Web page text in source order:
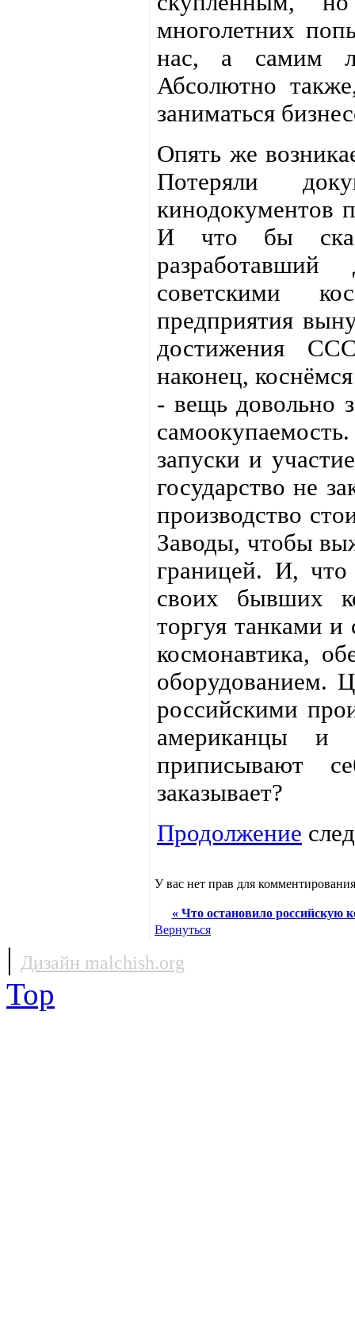
многолетних
нас, а самим
Абсолютно
заниматься
Опять же
Потеряли
кинодокументов
И что бы
советскими
предприятия
достижения
наконец,
- вещь довольно
запуски и
государство не
производство
Заводы, чтобы
границей. И, что
своих бывших
торгуя танками
космонавтика,
оборудованием.
российскими
американцы и
приписывают
заказывает?
Продолжение
У вас нет прав для
« Что остановило российскую
Вернуться
| Дизайн malchish.org
Top